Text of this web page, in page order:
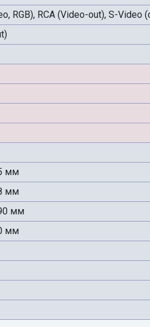
RGB), RCA (Video-out), S-
мм
мм
мм
мм